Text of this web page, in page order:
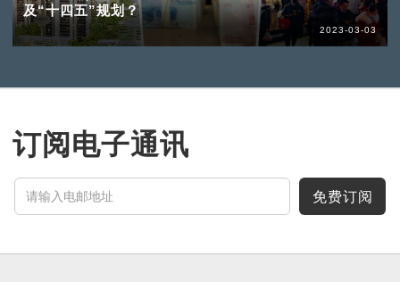
及“十四五”规划？
2023-03-03
订阅电子通讯
免费订阅